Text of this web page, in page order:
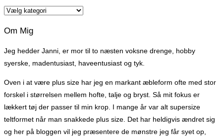
Kategorier
Om Mig
Jeg hedder Janni, er mor til to næsten voksne drenge, hobby
syerske, madentusiast, haveentusiast og tyk.
Oven i at være plus size har jeg en markant æbleform ofte med stor
forskel i størrelsen mellem hofte, talje og bryst. Så mit fokus er
lækkert tøj der passer til min krop. I mange år var alt supersize
teltformet når man snakkede plus size. Det har heldigvis ændret sig
og her på bloggen vil jeg præsentere de mønstre jeg får syet op,